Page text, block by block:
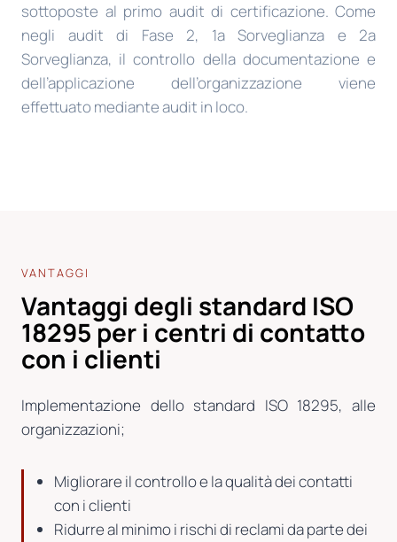
sottoposte al primo audit di certificazione. Come
negli audit di Fase 2, 1a Sorveglianza e 2a
Sorveglianza, il controllo della documentazione e
dell’applicazione dell’organizzazione viene
effettuato mediante audit in loco.
VANTAGGI
Vantaggi degli standard ISO
18295 per i centri di contatto
con i clienti
Implementazione dello standard ISO 18295, alle
organizzazioni;
Migliorare il controllo e la qualità dei contatti
con i clienti
Ridurre al minimo i rischi di reclami da parte dei